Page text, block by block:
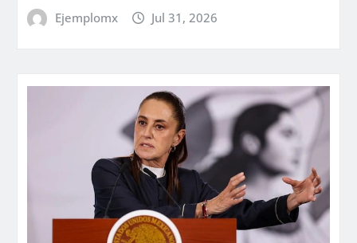
Ejemplomx Jul 31, 2026